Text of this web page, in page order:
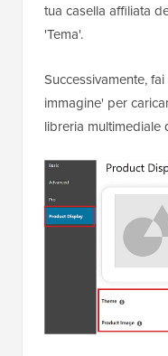
tua casella affiliata
'Tema'.
Successivamente,
immagine' per
libreria multimediale